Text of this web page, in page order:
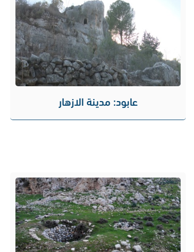
عابود: مدينة الازهار